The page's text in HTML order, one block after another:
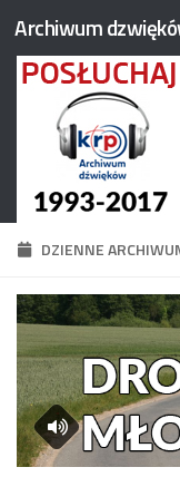
Przejdź do treści
Archiwum
DZIENNE